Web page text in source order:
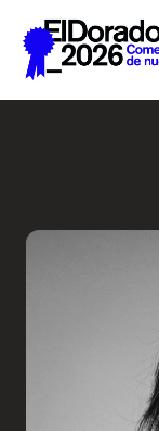
Saltar al contenido